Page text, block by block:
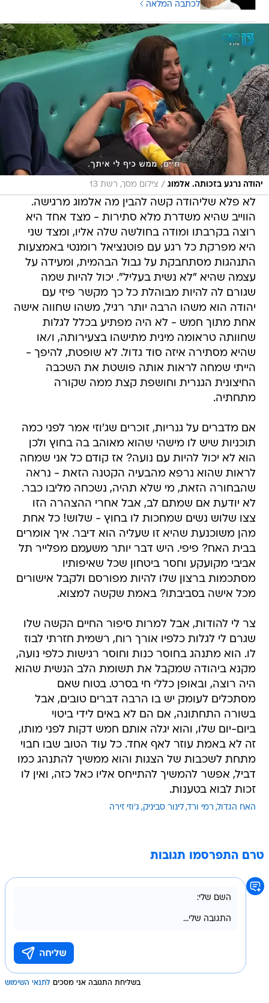
לכתבה המלאה
יהודה נרגע בזכותה. אלמוג / צילום מסך, רשת 13
לא פלא שליהודה קשה להבין מה אלמוג מרגישה.
הווייב שהיא משדרת מלא סתירות - מצד אחד היא
רוצה בקרבתו ומודה בחולשה שלה אליו, ומצד שני
היא מפרקת כל רגע עם פוטנציאל רומנטי באמצעות
התנהגות מסתחבקת על גבול הבהמית, ומעידה על
עצמה שהיא "לא נשית בעליל". יכול להיות שמה
שגורם לה להיות מבוהלת כל כך מקשר פיזי עם
יהודה הוא משהו הרבה יותר רגיל, משהו שחווה אישה
אחת מתוך חמש - לא היה מפתיע בכלל לגלות
שחוותה טראומה מינית מתישהו בצעירותה, ו/או
שהיא מסתירה איזה סוד גדול. לא שופטת, להיפך -
הייתי שמחה לראות אותה פושטת את השכבה
החיצונית הגנרית וחושפת קצת ממה שקורה
מתחתיה.
אם מדברים על גנריות, זוכרים שג'וזי אמר לפני כמה
תוכניות שיש לו מישהי שהוא מאוהב בה בחוץ ולכן
הוא לא יכול להיות עם נועה? אז קודם כל אני שמחה
לראות שהוא נרפא מהבעיה הקטנה הזאת - נראה
שהבחורה הזאת, מי שלא תהיה, נשכחה מליבו כבר.
לא יודעת אם שמתם לב, אבל אחרי ההצהרה הזו
צצו שלוש נשים שמחכות לו בחוץ - שלוש! כל אחת
מהן משוכנעת שהיא זו שעליה הוא דיבר. איך אומרים
בבית האח? פיפי. היש דבר יותר משעמם מפלייר תל
אביבי מקועקע וחסר ביטחון שכל שאיפותיו
מסתכמות ברצון שלו להיות מפורסם ולקבל אישורים
מכל אישה בסביבתו? באמת שקשה למצוא.
צר לי להודות, אבל למרות סיפור החיים הקשה שלו
שגרם לי לגלות כלפיו אורך רוח, רשמית חזרתי לבוז
לו. הוא מתנהג בחוסר כנות וחוסר רגישות כלפי נועה,
מקנא ביהודה שמקבל את תשומת הלב הנשית שהוא
היה רוצה, ובאופן כללי חי בסרט. בטוח שאם
מסתכלים לעומק יש בו הרבה דברים טובים, אבל
בשורה התחתונה, אם הם לא באים לידי ביטוי
ביום-יום שלו, והוא יגלה אותם חמש דקות לפני מותו,
זה לא באמת עוזר לאף אחד. כל עוד הטוב שבו חבוי
מתחת לשכבות של הצגות והוא ממשיך להתנהג כמו
דביל, אפשר להמשיך להתייחס אליו כאל כזה, ואין לו
זכות לבוא בטענות.
האח הגדול רמי ורד לינור סביניק ג'וזי זירה
טרם התפרסמו תגובות
בשליחת התגובה אני מסכים לתנאי השימוש